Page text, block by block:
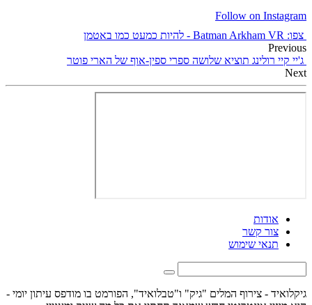
Follow on Instagram
צפו: Batman Arkham VR - להיות כמעט כמו באטמן
Previous
ג'יי קיי רולינג תוציא שלושה ספרי ספין-אוף של הארי פוטר
Next
אודות
צור קשר
תנאי שימוש
גיקלואיד - צירוף המלים "גיק" ו"טבלואיד", הפורמט בו מודפס עיתון יומי -